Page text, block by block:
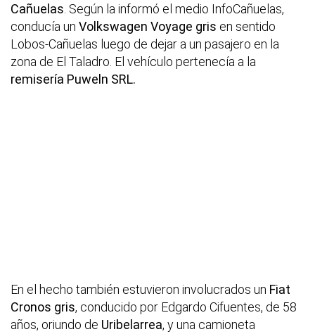
Cañuelas. Según la informó el medio InfoCañuelas,
conducía un Volkswagen Voyage gris en sentido
Lobos-Cañuelas luego de dejar a un pasajero en la
zona de El Taladro. El vehículo pertenecía a la
remisería Puweln SRL.
En el hecho también estuvieron involucrados un Fiat
Cronos gris, conducido por Edgardo Cifuentes, de 58
años, oriundo de Uribelarrea, y una camioneta